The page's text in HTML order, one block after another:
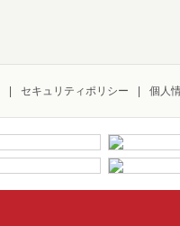
セキュリティポリシー 個人